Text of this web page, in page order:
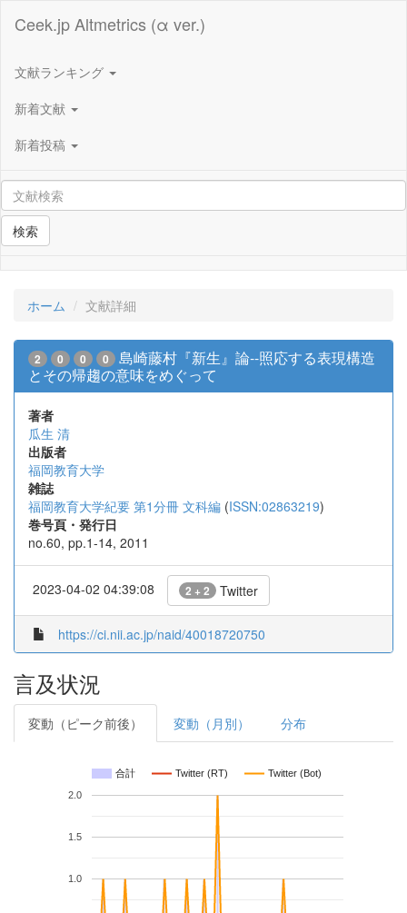
Ceek.jp Altmetrics (α ver.)
文献ランキング
新着文献
新着投稿
検索
ホーム 文献詳細
2 0 0 0
島崎藤村『新生』論--照応する表現構造
とその帰趨の意味をめぐって
著者
瓜生 清
出版者
福岡教育大学
雑誌
福岡教育大学紀要 第1分冊 文科編 (ISSN:02863219)
巻号頁・発行日
no.60, pp.1-14, 2011
2023-04-02 04:39:08 2 + 2 Twitter
https://ci.nii.ac.jp/naid/40018720750
言及状況
変動（ピーク前後） 変動（月別） 分布
合計 Twitter (RT) Twitter (Bot)
1.0
1.5
2.0